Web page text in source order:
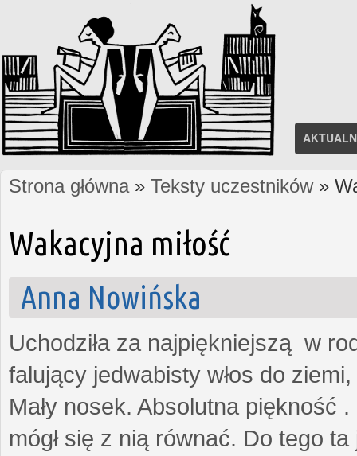
Jesteś tutaj
Strona główna» Teksty uczestników»
Wakacyjna miłość
Anna Nowińska
Uchodziła za najpiękniejszą w
falujący jedwabisty włos do
Mały nosek. Absolutna piękność
mógł się z nią równać. Do tego